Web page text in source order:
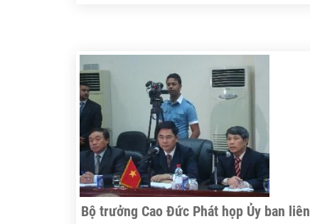
quy định tại Điều 123 Nghị định số
181/2004/NĐ-CP.
Bộ trưởng Cao Đức Phát họp Ủy ban liên